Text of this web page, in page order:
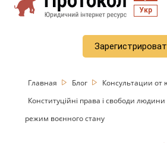
Укр
Главная Блог
Консультации от
Конституційні права і свободи
режим воєнного стану